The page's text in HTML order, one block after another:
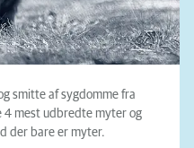
smitte af sygdomme fra
4 mest udbredte myter og
der bare er myter.